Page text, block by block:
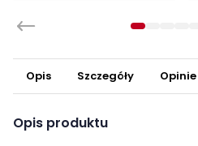
Opis Szczegóły Opinie
Opis produktu